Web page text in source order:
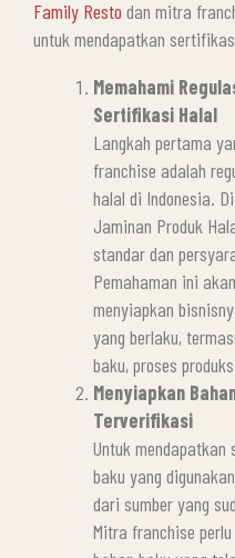
Family Resto dan mitra
untuk mendapatkan
Memahami
Sertifikasi Halal
Langkah pertama
franchise adalah
halal di Indonesia.
Jaminan Produk
standar dan
Pemahaman ini
menyiapkan
yang berlaku,
baku, proses
Menyiapkan
Terverifikasi
Untuk
baku yang
dari sumber yang
Mitra franchise